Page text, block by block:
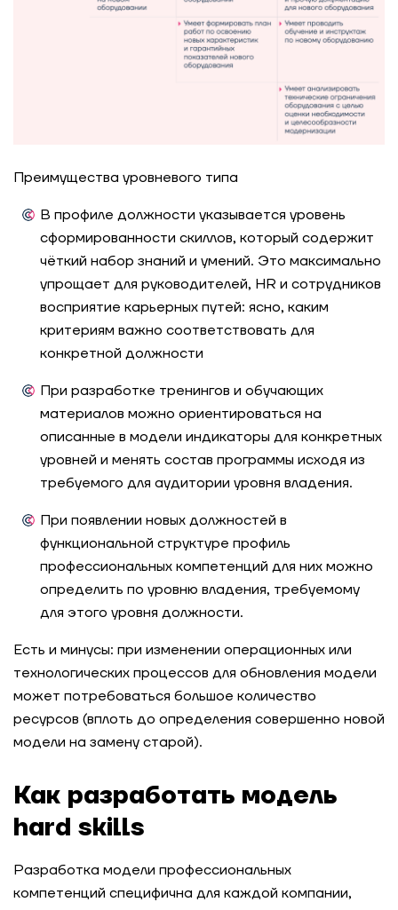
Преимущества уровневого типа
В профиле должности указывается уровень
сформированности скиллов, который содержит
чёткий набор знаний и умений. Это максимально
упрощает для руководителей, HR и сотрудников
восприятие карьерных путей: ясно, каким
критериям важно соответствовать для
конкретной должности
При разработке тренингов и обучающих
материалов можно ориентироваться на
описанные в модели индикаторы для конкретных
уровней и менять состав программы исходя из
требуемого для аудитории уровня владения.
При появлении новых должностей в
функциональной структуре профиль
профессиональных компетенций для них можно
определить по уровню владения, требуемому
для этого уровня должности.
Есть и минусы: при изменении операционных или
технологических процессов для обновления модели
может потребоваться большое количество
ресурсов (вплоть до определения совершенно новой
модели на замену старой).
Как разработать модель
hard skills
Разработка модели профессиональных
компетенций специфична для каждой компании,